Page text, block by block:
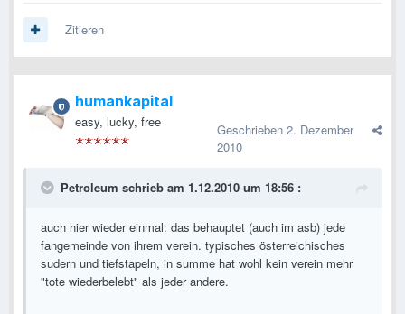
Zitieren
humankapital
easy, lucky, free Geschrieben 2. Dezember
2010
Petroleum schrieb am 1.12.2010 um 18:56 :
auch hier wieder einmal: das behauptet (auch im asb) jede
fangemeinde von ihrem verein. typisches österreichisches
sudern und tiefstapeln, in summe hat wohl kein verein mehr
"tote wiederbelebt" als jeder andere.